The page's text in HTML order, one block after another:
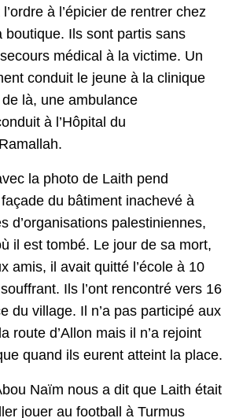
à l’épicier de rentrer chez
boutique. Ils sont partis sans
médical à la victime. Un
conduit le jeune à la clinique
là, une ambulance
à l’Hôpital du
la photo de Laith pend
du bâtiment inachevé à
d’organisations palestiniennes,
il est tombé. Le jour de sa mort,
amis, il avait quitté l’école à 10
Ils l’ont rencontré vers 16
du village. Il n’a pas participé aux
route d’Allon mais il n’a rejoint
quand ils eurent atteint la place.
Naïm nous a dit que Laith était
jouer au football à Turmus